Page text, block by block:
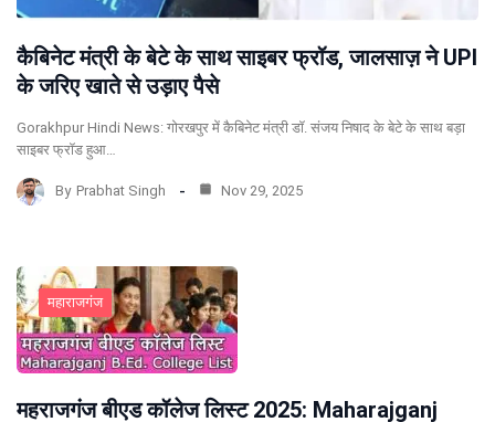
कैबिनेट मंत्री के बेटे के साथ साइबर फ्रॉड, जालसाज़ ने UPI
के जरिए खाते से उड़ाए पैसे
Gorakhpur Hindi News: गोरखपुर में कैबिनेट मंत्री डॉ. संजय निषाद के बेटे के साथ बड़ा
साइबर फ्रॉड हुआ…
By Prabhat Singh Nov 29, 2025
महाराजगंज
महराजगंज बीएड कॉलेज लिस्ट 2025: Maharajganj